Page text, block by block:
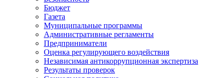
Бюджет
Газета
Муниципальные программы
Административные регламенты
Предприниматели
Оценка регулирующего воздействия
Независимая антикоррупционная экспертиза
Результаты проверок